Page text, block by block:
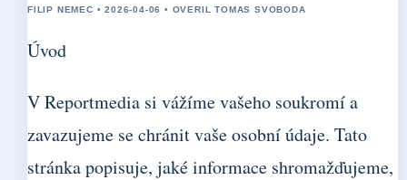
FILIP NEMEC • 2026-04-06 • OVERIL TOMAS SVOBODA
Úvod
V Reportmedia si vážíme vašeho soukromí a
zavazujeme se chránit vaše osobní údaje. Tato
stránka popisuje, jaké informace shromažďujeme,